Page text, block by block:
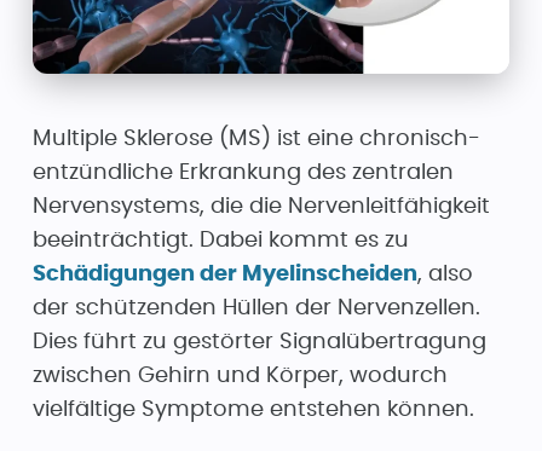
Multiple Sklerose (MS) ist eine chronisch-
entzündliche Erkrankung des zentralen
Nervensystems, die die Nervenleitfähigkeit
beeinträchtigt. Dabei kommt es zu
Schädigungen der Myelinscheiden, also
der schützenden Hüllen der Nervenzellen.
Dies führt zu gestörter Signalübertragung
zwischen Gehirn und Körper, wodurch
vielfältige Symptome entstehen können.